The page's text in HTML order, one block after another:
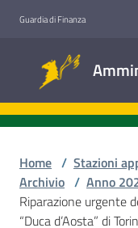
Guardia di Finanza
Accesso
Home / Stazioni
Archivio / Anno
Riparazione urgente
“Duca d’Aosta” di